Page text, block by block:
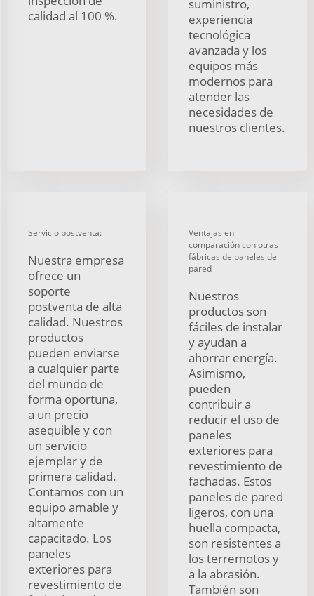
calidad al 100 %.
suministro,
experiencia
tecnológica
avanzada y los
equipos más
modernos para
atender las
necesidades de
nuestros clientes.
Servicio postventa:
Nuestra empresa
ofrece un
soporte
postventa de alta
calidad. Nuestros
productos
pueden enviarse
a cualquier parte
del mundo de
forma oportuna,
a un precio
asequible y con
un servicio
ejemplar y de
primera calidad.
Contamos con un
equipo amable y
altamente
capacitado. Los
paneles
exteriores para
revestimiento de
Ventajas en
comparación con otras
fábricas de paneles de
pared
Nuestros
productos son
fáciles de instalar
y ayudan a
ahorrar energía.
Asimismo,
pueden
contribuir a
reducir el uso de
paneles
exteriores para
revestimiento de
fachadas. Estos
paneles de pared
ligeros, con una
huella compacta,
son resistentes a
los terremotos y
a la abrasión.
También son